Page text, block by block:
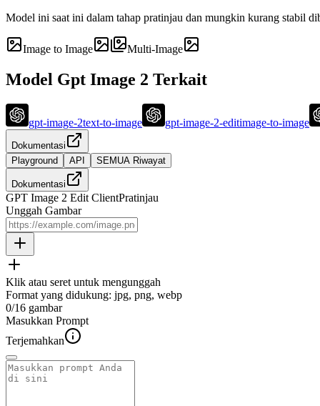
Model ini saat ini dalam tahap pratinjau dan mungkin kurang stabil
Image to Image Multi-Image
Model Gpt Image 2 Terkait
gpt-image-2text-to-image gpt-image-2-editimage-to-image
Dokumentasi
Playground
API SEMUA Riwayat
Dokumentasi
GPT Image 2 Edit ClientPratinjau
Unggah Gambar
Klik atau seret untuk mengunggah
Format yang didukung: jpg, png, webp
0/16 gambar
Masukkan Prompt
Terjemahkan